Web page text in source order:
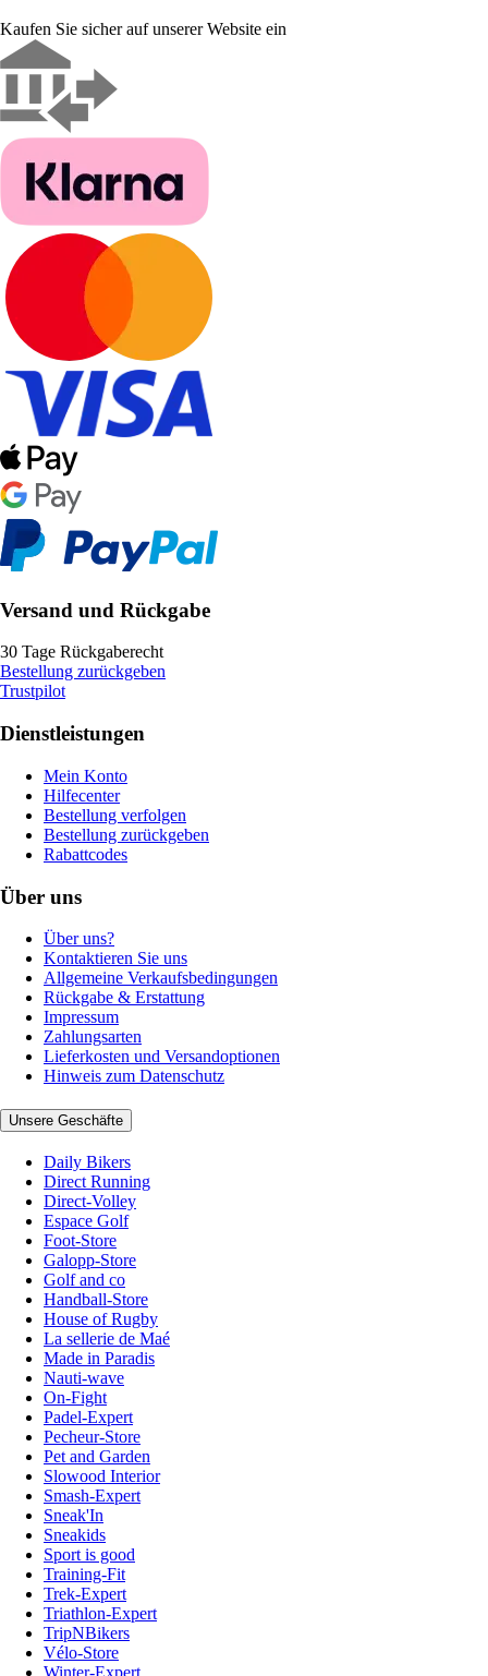
Kaufen Sie sicher auf unserer Website ein
Versand und Rückgabe
30 Tage Rückgaberecht
Bestellung zurückgeben
Trustpilot
Dienstleistungen
Mein Konto
Hilfecenter
Bestellung verfolgen
Bestellung zurückgeben
Rabattcodes
Über uns
Über uns?
Kontaktieren Sie uns
Allgemeine Verkaufsbedingungen
Rückgabe & Erstattung
Impressum
Zahlungsarten
Lieferkosten und Versandoptionen
Hinweis zum Datenschutz
Unsere Geschäfte
Daily Bikers
Direct Running
Direct-Volley
Espace Golf
Foot-Store
Galopp-Store
Golf and co
Handball-Store
House of Rugby
La sellerie de Maé
Made in Paradis
Nauti-wave
On-Fight
Padel-Expert
Pecheur-Store
Pet and Garden
Slowood Interior
Smash-Expert
Sneak'In
Sneakids
Sport is good
Training-Fit
Trek-Expert
Triathlon-Expert
TripNBikers
Vélo-Store
Winter-Expert